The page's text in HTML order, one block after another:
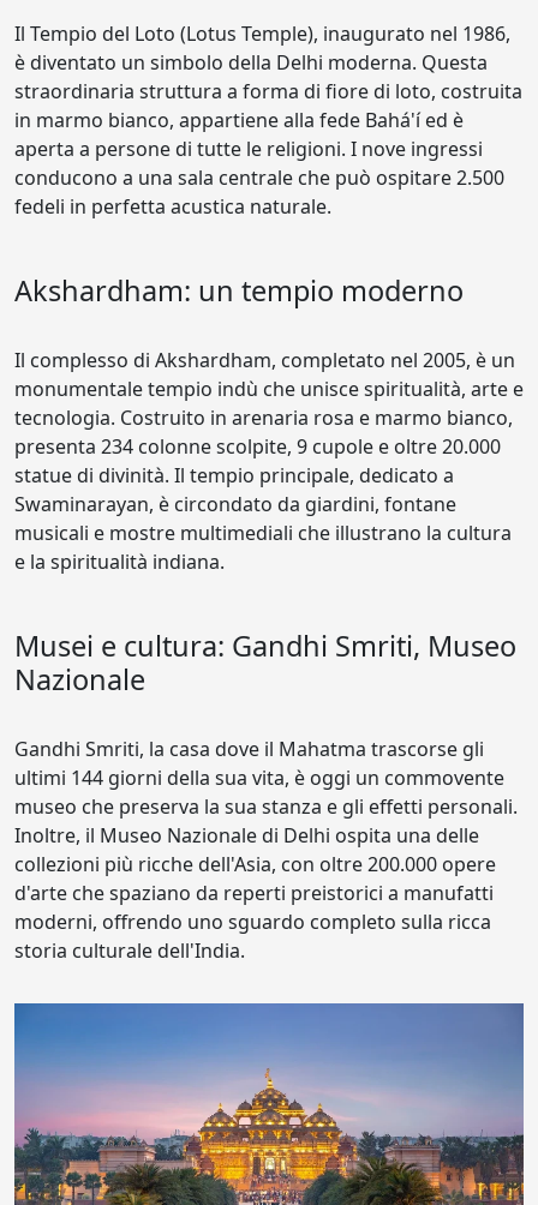
Il Tempio del Loto (Lotus Temple), inaugurato nel 1986,
è diventato un simbolo della Delhi moderna. Questa
straordinaria struttura a forma di fiore di loto, costruita
in marmo bianco, appartiene alla fede Bahá'í ed è
aperta a persone di tutte le religioni. I nove ingressi
conducono a una sala centrale che può ospitare 2.500
fedeli in perfetta acustica naturale.
Akshardham: un tempio moderno
Il complesso di Akshardham, completato nel 2005, è un
monumentale tempio indù che unisce spiritualità, arte e
tecnologia. Costruito in arenaria rosa e marmo bianco,
presenta 234 colonne scolpite, 9 cupole e oltre 20.000
statue di divinità. Il tempio principale, dedicato a
Swaminarayan, è circondato da giardini, fontane
musicali e mostre multimediali che illustrano la cultura
e la spiritualità indiana.
Musei e cultura: Gandhi Smriti, Museo
Nazionale
Gandhi Smriti, la casa dove il Mahatma trascorse gli
ultimi 144 giorni della sua vita, è oggi un commovente
museo che preserva la sua stanza e gli effetti personali.
Inoltre, il Museo Nazionale di Delhi ospita una delle
collezioni più ricche dell'Asia, con oltre 200.000 opere
d'arte che spaziano da reperti preistorici a manufatti
moderni, offrendo uno sguardo completo sulla ricca
storia culturale dell'India.